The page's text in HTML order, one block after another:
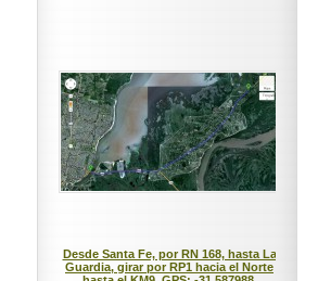
Desde Santa Fe, por RN 168, hasta La
Guardia, girar por RP1 hacia el Norte